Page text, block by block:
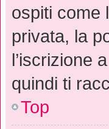
ospiti come
privata, la
l’iscrizione
quindi ti
Top